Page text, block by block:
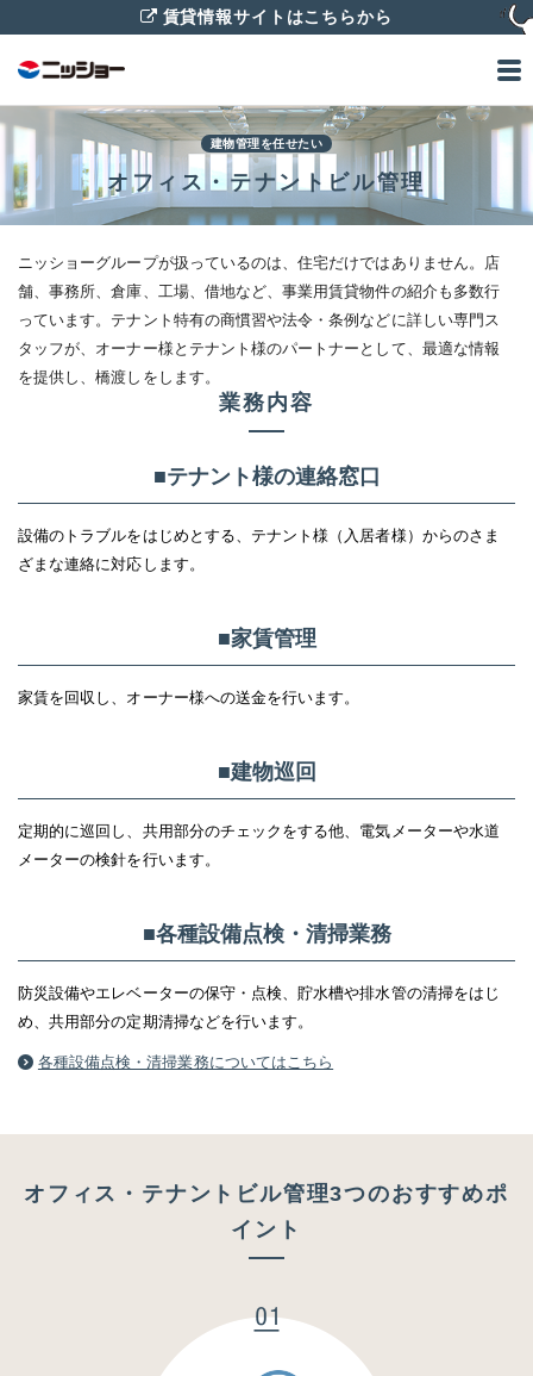
賃貸情報サイトはこちらから
建物管理を任せたい
オフィス・テナントビル管理
ニッショーグループが扱っているのは、住宅だけではありません。店
舗、事務所、倉庫、工場、借地など、事業用賃貸物件の紹介も多数行
っています。テナント特有の商慣習や法令・条例などに詳しい専門ス
タッフが、オーナー様とテナント様のパートナーとして、最適な情報
を提供し、橋渡しをします。
業務内容
■テナント様の連絡窓口
設備のトラブルをはじめとする、テナント様（入居者様）からのさま
ざまな連絡に対応します。
■家賃管理
家賃を回収し、オーナー様への送金を行います。
■建物巡回
定期的に巡回し、共用部分のチェックをする他、電気メーターや水道
メーターの検針を行います。
■各種設備点検・清掃業務
防災設備やエレベーターの保守・点検、貯水槽や排水管の清掃をはじ
め、共用部分の定期清掃などを行います。
各種設備点検・清掃業務についてはこちら
オフィス・テナントビル管理3つのおすすめポ
イント